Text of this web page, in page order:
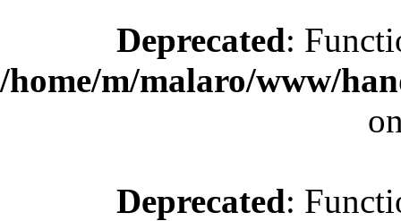
Deprecated:
/home/m/malaro/www/
Deprecated: